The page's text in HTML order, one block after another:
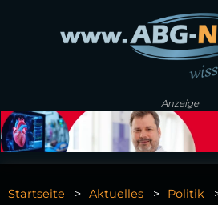
Anzeige
Startseite Aktuelles
Politik